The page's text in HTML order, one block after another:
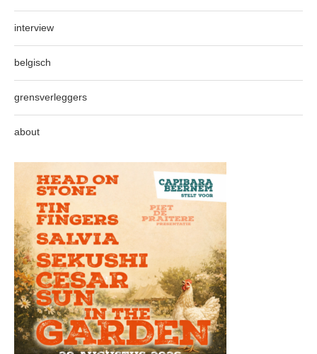
interview
belgisch
grensverleggers
about